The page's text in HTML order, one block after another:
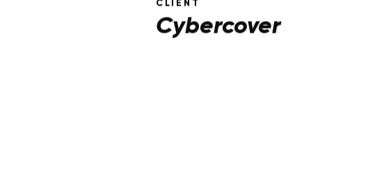
Cybercover